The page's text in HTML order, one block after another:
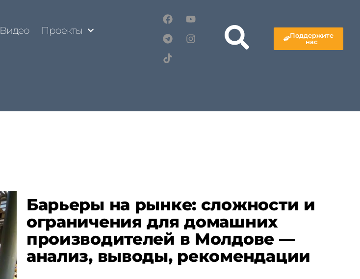
Видео Проекты
Поддержите
нас
Барьеры на рынке: сложности и
ограничения для домашних
производителей в Молдове —
анализ, выводы, рекомендации